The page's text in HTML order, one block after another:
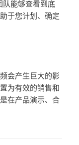
队能够查看到底
于您计划、确定
会产生巨大的影
为有效的销售和
在产品演示、合